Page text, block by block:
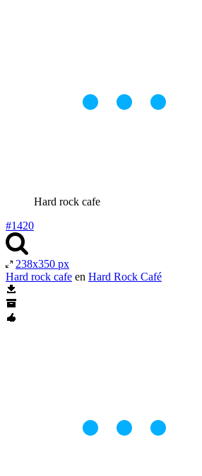
Hard rock cafe
#1420
238x350 px
Hard rock cafe en Hard Rock Café